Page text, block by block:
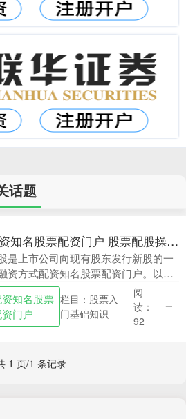
话题
配资知名股票配资门户 股票配股操作指南：配股流程详解
是上市公司向现有股东发行新股的一
资方式配资知名股票配资门户。以下
配股流程的详细说明： 1. 资金灵活运
配资炒股可以通过借款或杠杆资金进
易，使....
知名股票
门户
栏目：股票入
门基础知识
阅
读：
92
1 页/1 条记录